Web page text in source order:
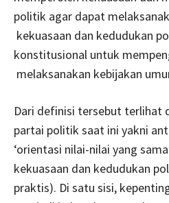
politik agar dapat
kekuasaan dan kedudukan
konstitusional untuk
melaksanakan kebijakan
Dari definisi tersebut terlihat
partai politik saat ini yakni
‘orientasi nilai-nilai yang
kekuasaan dan kedudukan
praktis). Di satu sisi,